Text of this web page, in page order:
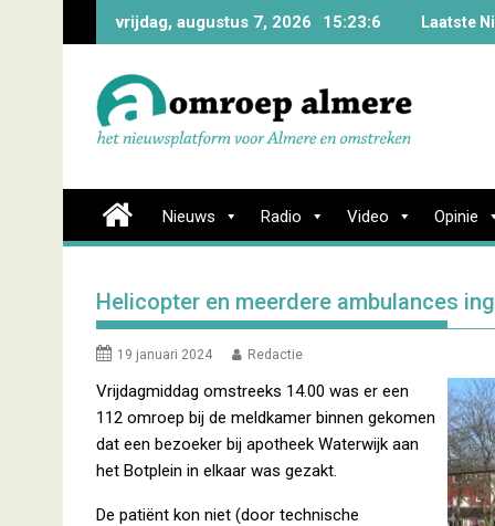
vrijdag, augustus 7, 2026 15:23:7 Laatste
Nieuws Radio Video Opinie
Helicopter en meerdere ambulances
19 januari 2024 Redactie
Vrijdagmiddag omstreeks 14.00 was er een
112 omroep bij de meldkamer binnen gekomen
dat een bezoeker bij apotheek Waterwijk aan
het Botplein in elkaar was gezakt.
De patiënt kon niet (door technische